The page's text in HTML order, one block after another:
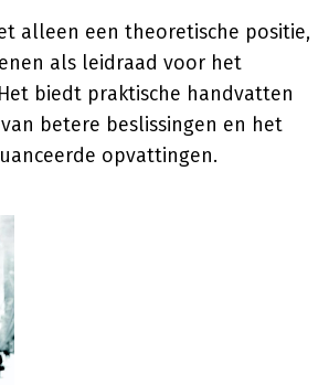
alleen een theoretische positie,
als leidraad voor het
biedt praktische handvatten
betere beslissingen en het
opvattingen.